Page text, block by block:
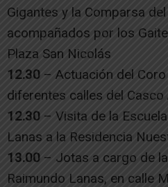
Gigantes y la Comparsa
acompañados por los
Plaza San Nicolás
12.30 – Actuación del
diferentes calles del Casco
12.30 – Visita de la
Lanas a la Residencia
13.00 – Jotas a cargo de
Raimundo Lanas, en calle